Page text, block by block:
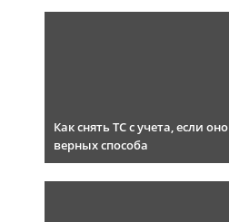
Как снять ТС с учета, если
верных способа